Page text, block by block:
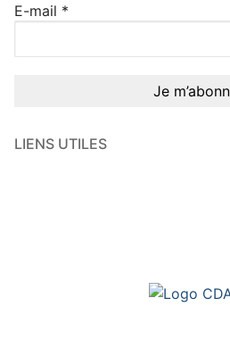
E-mail *
LIENS UTILES